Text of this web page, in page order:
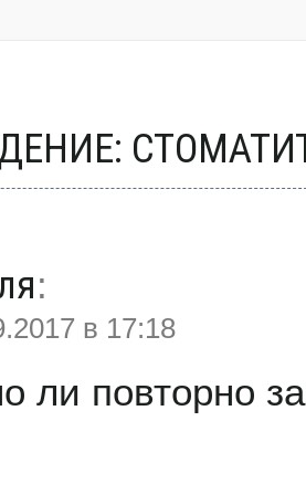
:
в 17:18
ли повторно